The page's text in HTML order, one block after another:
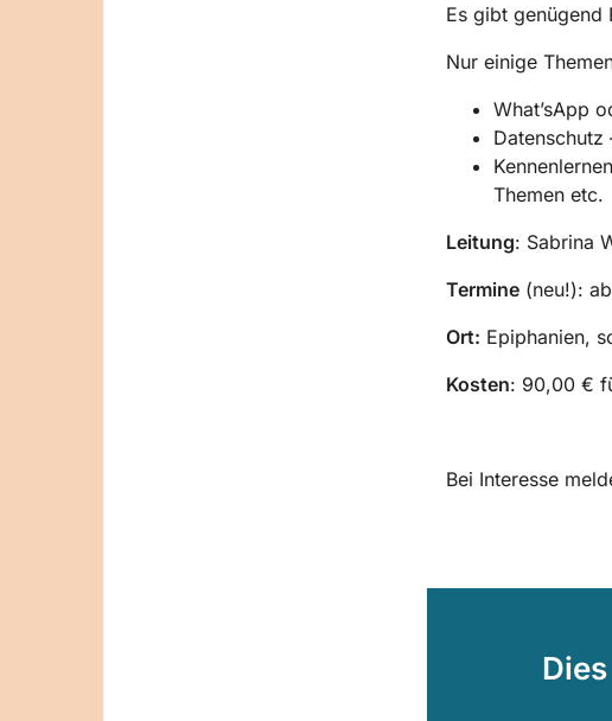
Es gibt genügend
Nur einige
What’sApp
Datenschutz
Themen etc.
Leitung: Sabrina
Termine(neu!): ab
Ort: Epiphanien,
Kosten: 90,00 €
Bei Interesse